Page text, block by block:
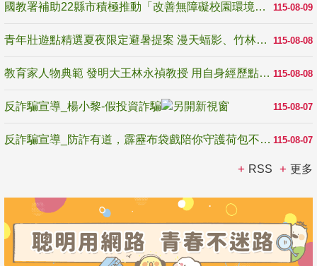
115-08-09
國教署補助22縣市積極推動「改善無障礙校園環境計畫」 打造友善、安全、無礙學習空間
115-08-08
青年壯遊點精選夏夜限定避暑提案 漫天蝠影、竹林尋蛙、茶香夜觀 邀青年暮色出發
115-08-08
教育家人物典範 發明大王林永禎教授 用自身經歷點亮學生的路
115-08-07
反詐騙宣導_楊小黎-假投資詐騙
115-08-07
反詐騙宣導_防詐有道，霹靂布袋戲陪你守護荷包不受騙
RSS 更多